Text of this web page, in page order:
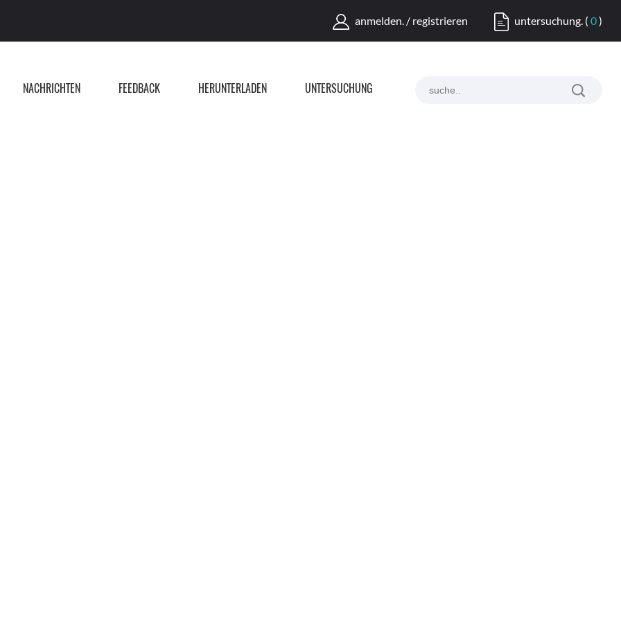
anmelden. / registrieren untersuchung. (0)
NACHRICHTEN FEEDBACK HERUNTERLADEN UNTERSUCHUNG